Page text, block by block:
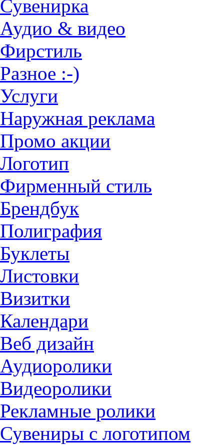
Сувенирка
Аудио & видео
Фирстиль
Разное :-)
Услуги
Наружная реклама
Промо акции
Логотип
Фирменный стиль
Брендбук
Полиграфия
Буклеты
Листовки
Визитки
Календари
Веб дизайн
Аудиоролики
Видеоролики
Рекламные ролики
Сувениры с логотипом